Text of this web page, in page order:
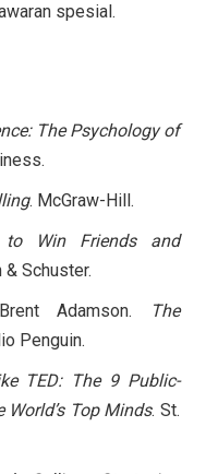
spesial.
The Psychology of
. McGraw-Hill.
to Win Friends and
& Schuster.
Adamson.
The
Penguin.
TED: The 9 Public-
Top Minds. St.